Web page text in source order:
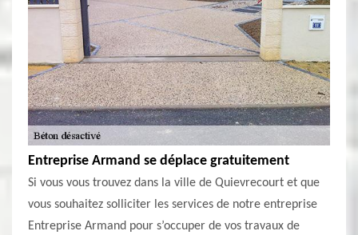
Entreprise Armand se déplace gratuitement
Si vous vous trouvez dans la ville de Quievrecourt et que
vous souhaitez solliciter les services de notre entreprise
Entreprise Armand pour s’occuper de vos travaux de